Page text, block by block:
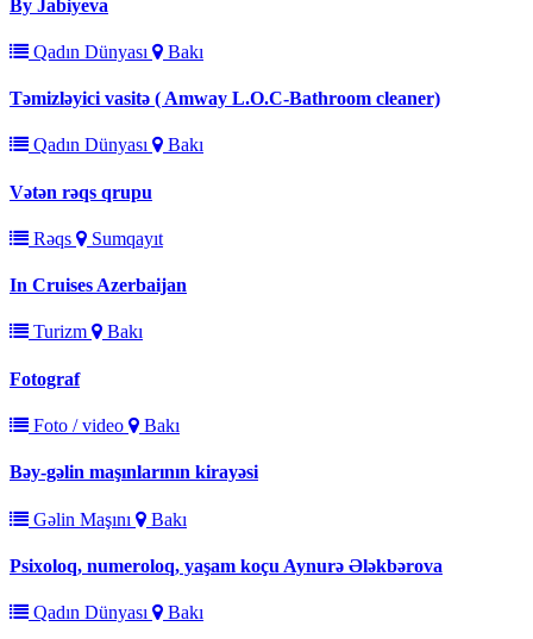
By Jabiyeva
Qadın Dünyası Bakı
Təmizləyici vasitə ( Amway L.O.C-Bathroom cleaner)
Qadın Dünyası Bakı
Vətən rəqs qrupu
Rəqs Sumqayıt
In Cruises Azerbaijan
Turizm Bakı
Fotograf
Foto / video Bakı
Bəy-gəlin maşınlarının kirayəsi
Gəlin Maşını Bakı
Psixoloq, numeroloq, yaşam koçu Aynurə Ələkbərova
Qadın Dünyası Bakı